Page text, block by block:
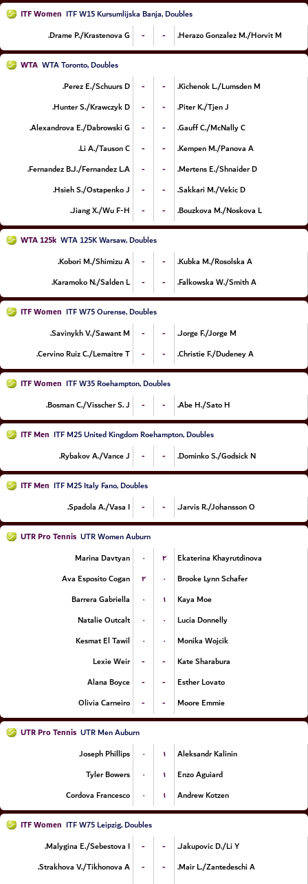
ITF Women ITF W15 Kursumlijska Banja, Doubles
Drame P./Krastenova G.
- - Herazo Gonzalez M./Horvit M.
WTA WTA Toronto, Doubles
Perez E./Schuurs D.
- -
Kichenok L./Lumsden M.
Hunter S./Krawczyk D.
- -
Piter K./Tjen J.
Alexandrova E./Dabrowski G.
- -
Gauff C./McNally C.
Li A./Tauson C.
- -
Kempen M./Panova A.
Fernandez B.J./Fernandez L.A.
- -
Mertens E./Shnaider D.
Hsieh S./Ostapenko J.
- -
Sakkari M./Vekic D.
Jiang X./Wu F-H.
- - Bouzkova M./Noskova L.
WTA 125k WTA 125K Warsaw, Doubles
Kobori M./Shimizu A.
- -
Kubka M./Rosolska A.
Karamoko N./Salden L.
- - Falkowska W./Smith A.
ITF Women ITF W75 Ourense, Doubles
Savinykh V./Sawant M.
- -
Jorge F./Jorge M.
Cervino Ruiz C./Lemaitre T.
- - Christie F./Dudeney A.
ITF Women ITF W35 Roehampton, Doubles
Bosman C./Visscher S. J.
- - Abe H./Sato H.
ITF Men ITF M25 United Kingdom Roehampton, Doubles
Rybakov A./Vance J.
- - Dominko S./Godsick N.
ITF Men ITF M25 Italy Fano, Doubles
Spadola A./Vasa I.
- - Jarvis R./Johansson O.
UTR Pro Tennis UTR Women Auburn
Marina Davtyan
۰ ۲
Ekaterina Khayrutdinova
Ava Esposito Cogan
۲ ۰
Brooke Lynn Schafer
Barrera Gabriella
۰ ۱
Kaya Moe
Natalie Outcalt
۰ ۰
Lucia Donnelly
Kesmat El Tawil
۰ ۰
Monika Wojcik
Lexie Weir
- -
Kate Sharabura
Alana Boyce
- -
Esther Lovato
Olivia Carneiro
- - Moore Emmie
UTR Pro Tennis UTR Men Auburn
Joseph Phillips
۰ ۱
Aleksandr Kalinin
Tyler Bowers
۰ ۱
Enzo Aguiard
Cordova Francesco
۰ ۱ Andrew Kotzen
ITF Women ITF W75 Leipzig, Doubles
Malygina E./Sebestova I.
- -
Jakupovic D./Li Y.
Strakhova V./Tikhonova A.
- -
Mair L./Zantedeschi A.